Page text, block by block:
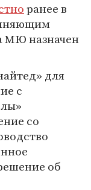
ранее в
МЮ назначен
для
с
со
об